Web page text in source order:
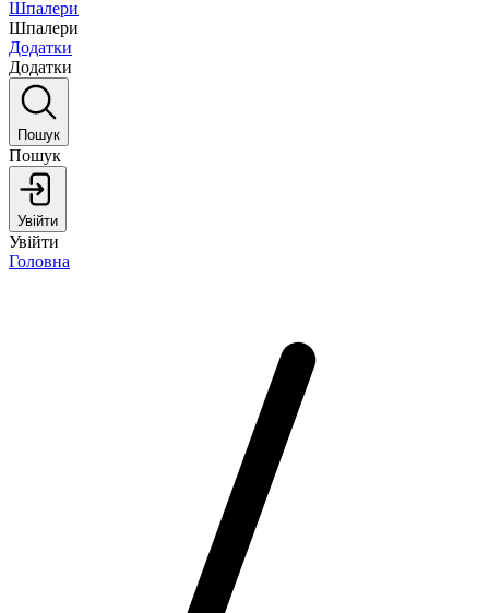
Шпалери
Шпалери
Додатки
Додатки
Пошук
Пошук
Увійти
Увійти
Головна